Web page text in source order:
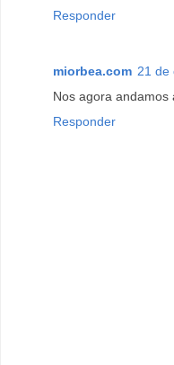
Responder
miorbea.com 21 de
Nos agora andamos
Responder